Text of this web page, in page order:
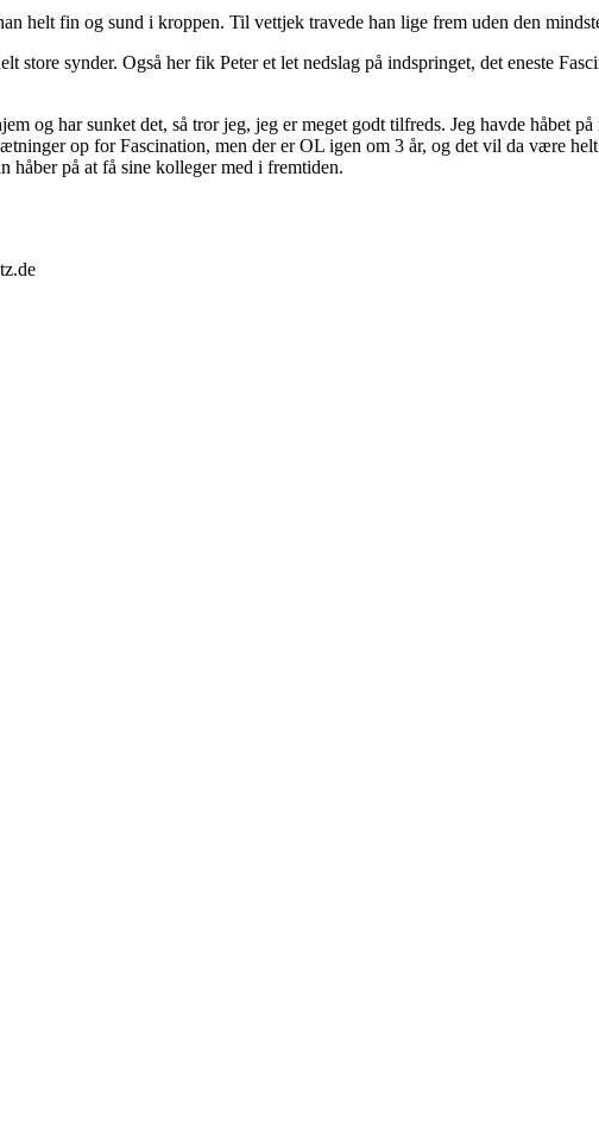
helt fin og sund i kroppen. Til vettjek travede han lige frem uden den
synder. Også her fik Peter et let nedslag på indspringet, det eneste
og har sunket det, så tror jeg, jeg er meget godt tilfreds. Jeg havde håbet
op for Fascination, men der er OL igen om 3 år, og det vil da være
håber på at få sine kolleger med i fremtiden.